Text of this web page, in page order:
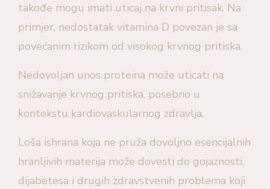
takođe mogu imati uticaj na krvni pritisak. Na
primjer, nedostatak vitamina D povezan je sa
povećanim rizikom od visokog krvnog pritiska.
Nedovoljan unos proteina može uticati na
snižavanje krvnog pritiska, posebno u
kontekstu kardiovaskularnog zdravlja.
Loša ishrana koja ne pruža dovoljno esencijalnih
hranljivih materija može dovesti do gojaznosti,
dijabetesa i drugih zdravstvenih problema koji